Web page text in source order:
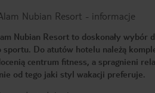
Nubian Resort - informacje
Nubian Resort to doskonały wybór
sportu. Do atutów hotelu należą
centrum fitness, a spragnieni
od tego jaki styl wakacji preferuje.